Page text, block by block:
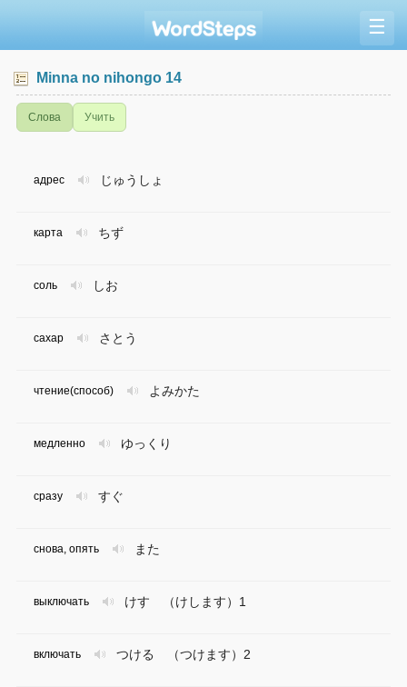
☰
Minna no nihongo 14
Слова Учить
じゅうしょ
адрес
ちず
карта
しお
соль
さとう
сахар
よみかた
чтение(способ)
ゆっくり
медленно
すぐ
сразу
また
снова, опять
けす （けします）1
выключать
つける （つけます）2
включать